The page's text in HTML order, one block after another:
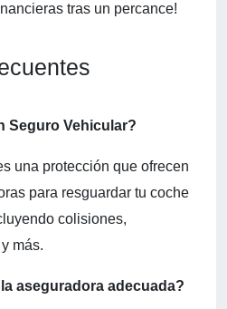
tras un percance!
Seguro Vehicular?
una protección que ofrecen
para resguardar tu coche
colisiones,
más.
aseguradora adecuada?